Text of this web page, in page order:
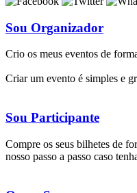
Sou Organizador
Crio os meus eventos de
Criar um evento é simples e
Sou Participante
Compre os seus bilhetes de
nosso passo a passo caso